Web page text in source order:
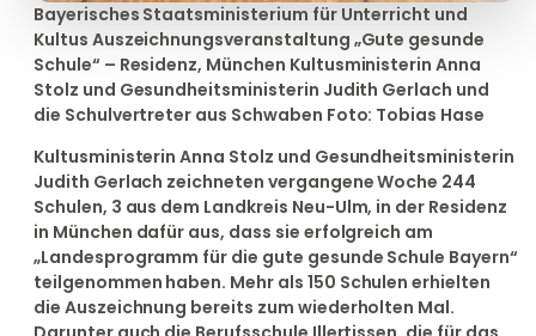
Bayerisches Staatsministerium für Unterricht und
Kultus Auszeichnungsveranstaltung „Gute gesunde
Schule“ – Residenz, München Kultusministerin Anna
Stolz und Gesundheitsministerin Judith Gerlach und
die Schulvertreter aus Schwaben Foto: Tobias Hase
Kultusministerin Anna Stolz und Gesundheitsministerin
Judith Gerlach zeichneten vergangene Woche 244
Schulen, 3 aus dem Landkreis Neu-Ulm, in der Residenz
in München dafür aus, dass sie erfolgreich am
„Landesprogramm für die gute gesunde Schule Bayern“
teilgenommen haben. Mehr als 150 Schulen erhielten
die Auszeichnung bereits zum wiederholten Mal.